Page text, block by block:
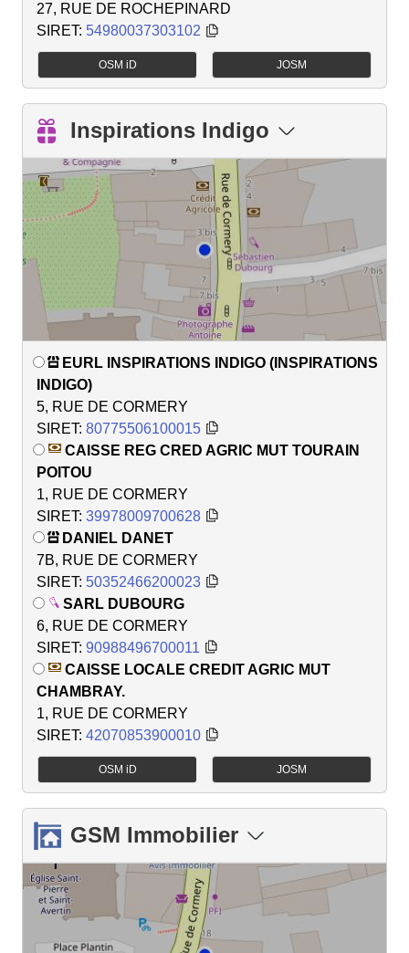
27, RUE DE ROCHEPINARD
SIRET: 54980037303102
OSM iD JOSM
Inspirations Indigo
EURL INSPIRATIONS INDIGO (INSPIRATIONS
INDIGO)
5, RUE DE CORMERY
SIRET: 80775506100015
CAISSE REG CRED AGRIC MUT TOURAIN
POITOU
1, RUE DE CORMERY
SIRET: 39978009700628
DANIEL DANET
7B, RUE DE CORMERY
SIRET: 50352466200023
SARL DUBOURG
6, RUE DE CORMERY
SIRET: 90988496700011
CAISSE LOCALE CREDIT AGRIC MUT
CHAMBRAY.
1, RUE DE CORMERY
SIRET: 42070853900010
OSM iD JOSM
GSM Immobilier